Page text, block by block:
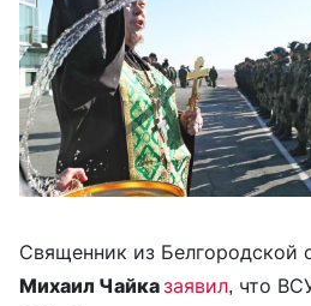
Священник из Белгородской
Михаил Чайказаявил, что